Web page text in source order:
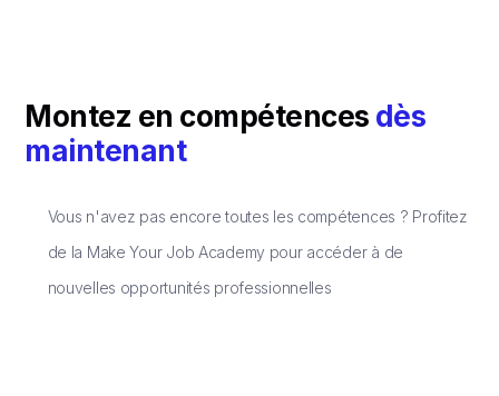
Montez en compétences dès
maintenant
Vous n'avez pas encore toutes les compétences ? Profitez
de la Make Your Job Academy pour accéder à de
nouvelles opportunités professionnelles